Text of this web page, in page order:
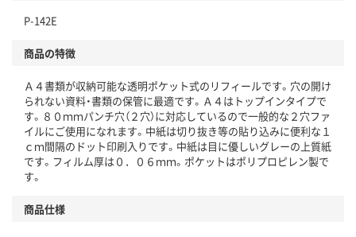
P-142E
商品の特徴
Ａ４書類が収納可能な透明ポケット式のリフィールです。穴の開け
られない資料・書類の保管に最適です。Ａ４はトップインタイプで
す。８０ｍｍパンチ穴（２穴）に対応しているので一般的な２穴ファ
イルにご使用になれます。中紙は切り抜き等の貼り込みに便利な１
ｃｍ間隔のドット印刷入りです。中紙は目に優しいグレーの上質紙
です。フィルム厚は０．０６ｍｍ。ポケットはポリプロピレン製で
す。
商品仕様